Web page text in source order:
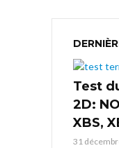
Test
2D:
XBS,
31